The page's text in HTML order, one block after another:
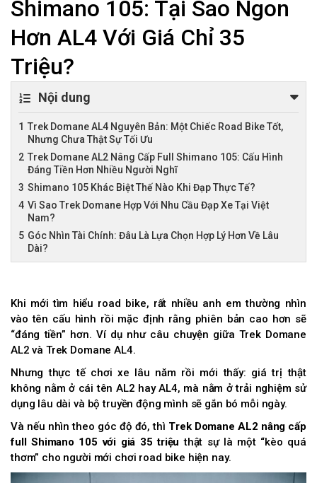
Shimano 105: Tại Sao Ngon
Hơn AL4 Với Giá Chỉ 35
Triệu?
Nội dung
Trek Domane AL4 Nguyên Bản: Một Chiếc Road Bike Tốt,
Nhưng Chưa Thật Sự Tối Ưu
Trek Domane AL2 Nâng Cấp Full Shimano 105: Cấu Hình
Đáng Tiền Hơn Nhiều Người Nghĩ
Shimano 105 Khác Biệt Thế Nào Khi Đạp Thực Tế?
Vì Sao Trek Domane Hợp Với Nhu Cầu Đạp Xe Tại Việt
Nam?
Góc Nhìn Tài Chính: Đâu Là Lựa Chọn Hợp Lý Hơn Về Lâu
Dài?
Khi mới tìm hiểu road bike, rất nhiều anh em thường nhìn
vào tên cấu hình rồi mặc định rằng phiên bản cao hơn sẽ
“đáng tiền” hơn. Ví dụ như câu chuyện giữa Trek Domane
AL2 và Trek Domane AL4.
Nhưng thực tế chơi xe lâu năm rồi mới thấy: giá trị thật
không nằm ở cái tên AL2 hay AL4, mà nằm ở trải nghiệm sử
dụng lâu dài và bộ truyền động mình sẽ gắn bó mỗi ngày.
Và nếu nhìn theo góc độ đó, thì Trek Domane AL2 nâng cấp
full Shimano 105 với giá 35 triệu thật sự là một “kèo quá
thơm” cho người mới chơi road bike hiện nay.